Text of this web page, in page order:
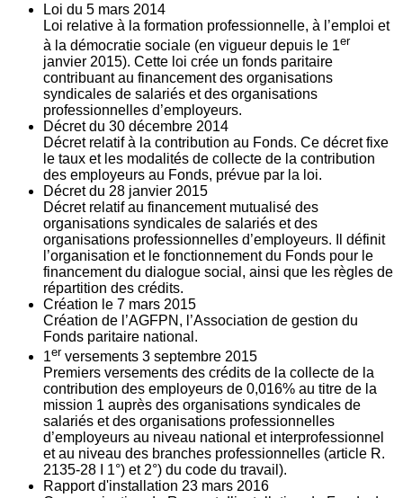
Loi du 5 mars 2014
Loi relative à la formation professionnelle, à l’emploi et
à la démocratie sociale (en vigueur depuis le 1er
janvier 2015). Cette loi crée un fonds paritaire
contribuant au financement des organisations
syndicales de salariés et des organisations
professionnelles d’employeurs.
Décret du 30 décembre 2014
Décret relatif à la contribution au Fonds. Ce décret fixe
le taux et les modalités de collecte de la contribution
des employeurs au Fonds, prévue par la loi.
Décret du 28 janvier 2015
Décret relatif au financement mutualisé des
organisations syndicales de salariés et des
organisations professionnelles d’employeurs. Il définit
l’organisation et le fonctionnement du Fonds pour le
financement du dialogue social, ainsi que les règles de
répartition des crédits.
Création le 7 mars 2015
Création de l’AGFPN, l’Association de gestion du
Fonds paritaire national.
1er versements 3 septembre 2015
Premiers versements des crédits de la collecte de la
contribution des employeurs de 0,016% au titre de la
mission 1 auprès des organisations syndicales de
salariés et des organisations professionnelles
d’employeurs au niveau national et interprofessionnel
et au niveau des branches professionnelles (article R.
2135‐28 I 1°) et 2°) du code du travail).
Rapport d'installation 23 mars 2016